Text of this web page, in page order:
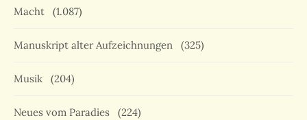
Macht (1.087)
Manuskript alter Aufzeichnungen (325)
Musik (204)
Neues vom Paradies (224)